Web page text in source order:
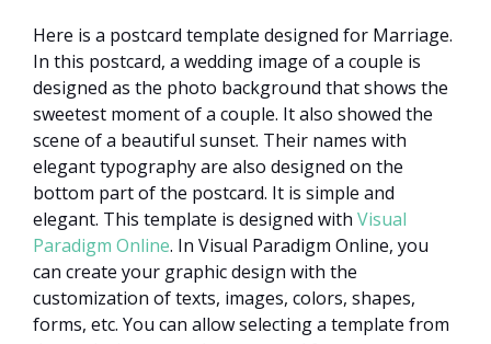
Here is a postcard template designed for Marriage.
In this postcard, a wedding image of a couple is
designed as the photo background that shows the
sweetest moment of a couple. It also showed the
scene of a beautiful sunset. Their names with
elegant typography are also designed on the
bottom part of the postcard. It is simple and
elegant. This template is designed with Visual
Paradigm Online. In Visual Paradigm Online, you
can create your graphic design with the
customization of texts, images, colors, shapes,
forms, etc. You can allow selecting a template from